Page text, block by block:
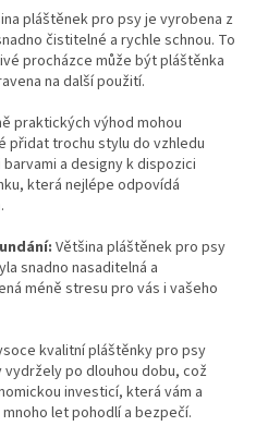
pláštěnek pro psy je vyrobena z
čistitelné a rychle schnou. To
procházce může být pláštěnka
na další použití.
praktických výhod mohou
přidat trochu stylu do vzhledu
a designy k dispozici
která nejlépe odpovídá
Většina pláštěnek pro psy
snadno nasaditelná a
méně stresu pro vás i vašeho
kvalitní pláštěnky pro psy
po dlouhou dobu, což
investicí, která vám a
let pohodlí a bezpečí.